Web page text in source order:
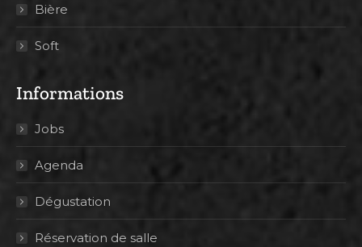
Bière
Soft
Informations
Jobs
Agenda
Dégustation
Réservation de salle